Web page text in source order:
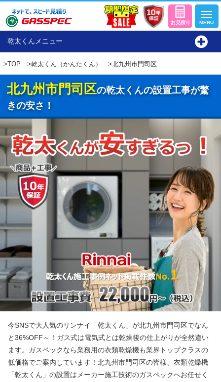
乾太くんメニュー
>TOP >乾太くん（かんたくん） >北九州市門司区
北九州市門司区の乾太くんの設置工事が驚
きの安さ！
今SNSで大人気のリンナイ「乾太くん」が北九州市門司区でなん
と36%OFF～！ガス式は電気式とは乾燥後の仕上がりが全然違い
ます。ガスペックなら業務用の衣類乾燥機も業界トップクラスの
低価格でご案内しています！北九州市門司区の皆様、衣類乾燥機
「乾太くん」の設置はメーカー施工技術のガスペックへお任せく